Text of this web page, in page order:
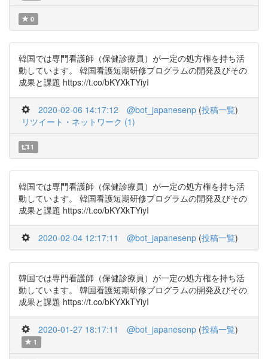
0
韓国では専門看護師（保健診療員）が一定の処方権を持ち活
動しています。 韓国看護短期研修プログラムの開発及びその
成果と課題 https://t.co/bKYXkTYiyI
2020-02-06 14:17:12 @bot_japanesenp (投稿一覧)
リツイート・ネットワーク (1)
1
韓国では専門看護師（保健診療員）が一定の処方権を持ち活
動しています。 韓国看護短期研修プログラムの開発及びその
成果と課題 https://t.co/bKYXkTYiyI
2020-02-04 12:17:11 @bot_japanesenp (投稿一覧)
韓国では専門看護師（保健診療員）が一定の処方権を持ち活
動しています。 韓国看護短期研修プログラムの開発及びその
成果と課題 https://t.co/bKYXkTYiyI
2020-01-27 18:17:11 @bot_japanesenp (投稿一覧)
1